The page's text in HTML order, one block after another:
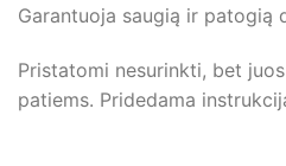
Garantuoja saugią ir patogią
Pristatomi nesurinkti, bet
patiems. Pridedama